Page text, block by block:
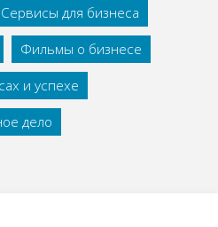
Сервисы для бизнеса
Фильмы о бизнесе
и успехе
дело